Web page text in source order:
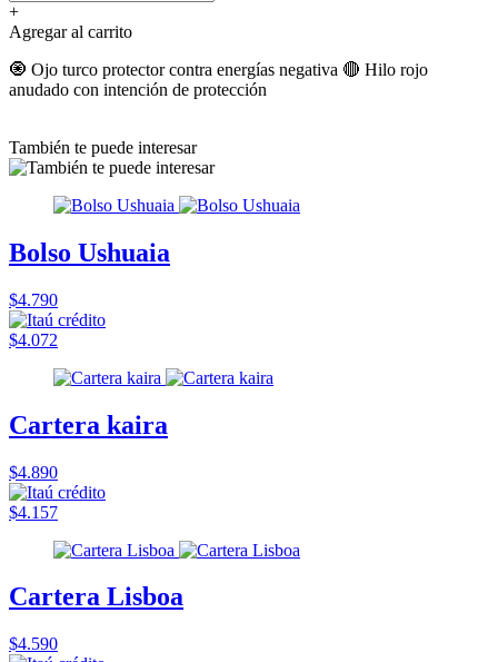
+
Agregar al carrito
🧿 Ojo turco protector contra energías negativa 🔴 Hilo rojo
anudado con intención de protección
También te puede interesar
Bolso Ushuaia
$4.790
$4.072
Cartera kaira
$4.890
$4.157
Cartera Lisboa
$4.590